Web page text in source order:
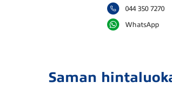
044 350 7270
WhatsApp
Saman